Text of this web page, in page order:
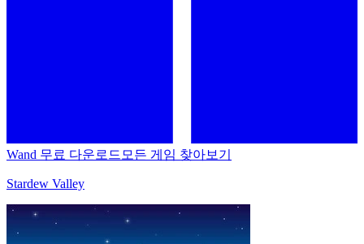
Wand 무료 다운로드 모든 게임 찾아보기
Stardew Valley